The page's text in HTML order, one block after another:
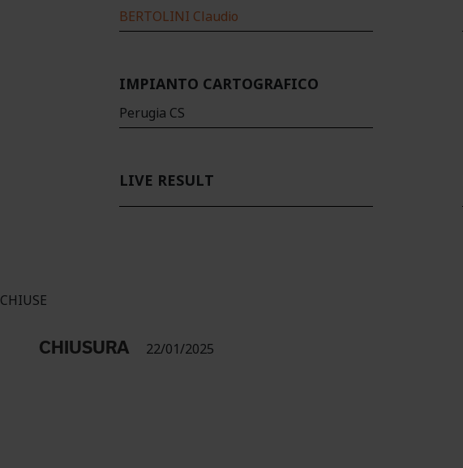
BERTOLINI Claudio
IMPIANTO CARTOGRAFICO
Perugia CS
LIVE RESULT
CHIUSE
CHIUSURA 22/01/2025